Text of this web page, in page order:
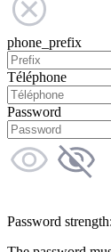
phone_prefix
Téléphone
Password
Password strength: